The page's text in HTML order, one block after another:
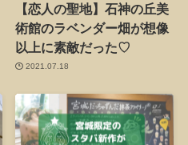
【恋人の聖地】石神の丘美
術館のラベンダー畑が想像
以上に素敵だった♡
2021.07.18